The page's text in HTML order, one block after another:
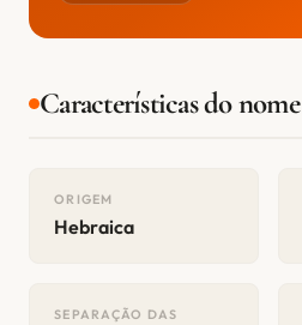
Características do nome
ORIGEM
Hebraica
SEPARAÇÃO DAS